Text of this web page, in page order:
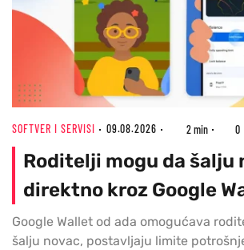
SOFTVER I SERVISI 09.08.2026 2 min 0
Roditelji mogu da šalju
direktno kroz Google
Google Wallet od ada omogućava
šalju novac, postavljaju limite